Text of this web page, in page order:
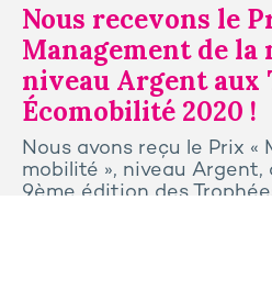
Nous recevons le
Management de la
niveau Argent aux
Écomobilité 2020 !
Nous avons reçu le Prix «
mobilité », niveau Argent,
9ème édition des